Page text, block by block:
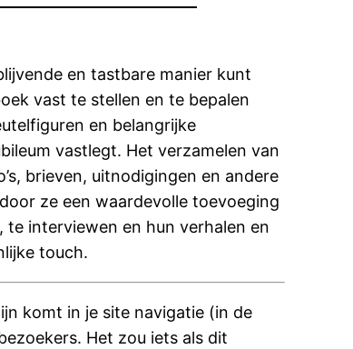
en tastbare manier kunt
vast te stellen en te bepalen
en belangrijke
vastlegt. Het verzamelen van
brieven, uitnodigingen en andere
ze een waardevolle toevoeging
interviewen en hun verhalen en
touch.
komt in je site navigatie (in de
Het zou iets als dit